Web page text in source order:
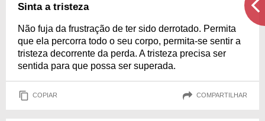
Sinta a tristeza
Não fuja da frustração de ter sido derrotado. Permita
que ela percorra todo o seu corpo, permita-se sentir a
tristeza decorrente da perda. A tristeza precisa ser
sentida para que possa ser superada.
COPIAR COMPARTILHAR